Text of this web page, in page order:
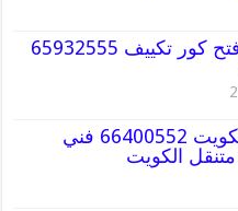
قص خرسانه وفتح كور تكييف 65932555
تظليل سيارة الكويت 66400552 فني
الكويت